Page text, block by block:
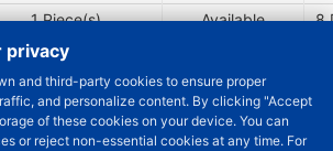
privacy
and third-party cookies to ensure proper
and personalize content. By clicking "Accept
of these cookies on your device. You can
or reject non-essential cookies at any time. For
1 Piece(s) Available 8
1 Piece(s)
Products
+
Check Price/Ship Date